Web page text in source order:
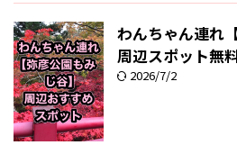
わんちゃん連れ
周辺スポット無
2026/7/2